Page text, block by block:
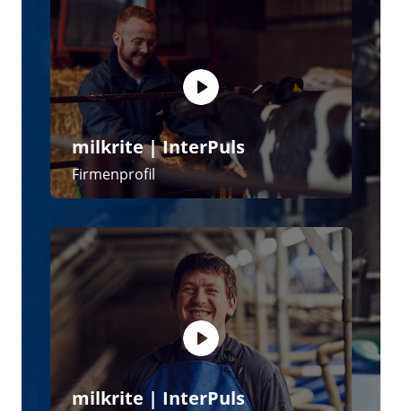
milkrite | InterPuls
Impulse Air Die nächste Generation
milkrite | InterPuls